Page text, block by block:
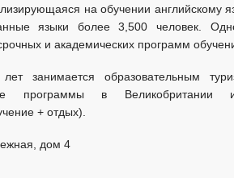
на обучении английскому
языки более 3,500 человек.
и академических программ
занимается образовательным
программы в Великобритании
+ отдых).
дом 4